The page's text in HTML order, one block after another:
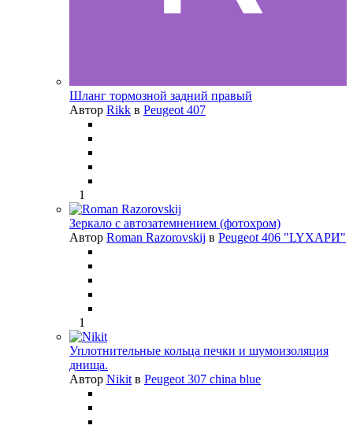
Шланг тормозной задний правый
Автор Rikk в Peugeot 407
1
Зеркало с автозатемнением (фотохром)
Автор Roman Razorovskij в Peugeot 406 "LYХАРИ"
1
Уплотнительные кольца печки и шумоизоляция
днища.
Автор Nikit в Peugeot 307 china blue